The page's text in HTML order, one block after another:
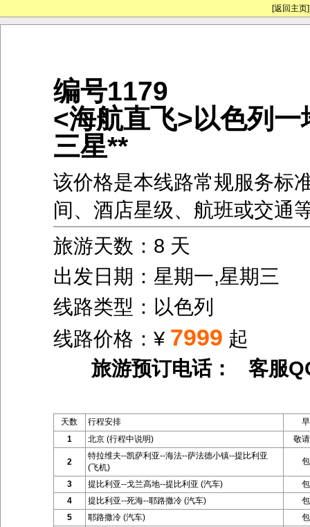
[返回主页]
编号1179
<海航直飞>以色列一
三星**
该价格是本线路常规服务标
间、酒店星级、航班或交通
旅游天数：8 天
出发日期：星期一,星期三
线路类型：以色列
线路价格：¥ 7999 起
旅游预订电话： 客服
天数 行程安排
1
北京 (行程中说明) 敬
2
特拉维夫--凯萨利亚--海法--萨法德小镇--提比利亚
(飞机)
3 提比利亚--戈兰高地--提比利亚 (汽车)
4
提比利亚--死海--耶路撒冷 (汽车)
5
耶路撒冷 (汽车)